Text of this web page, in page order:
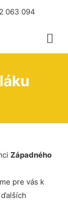
063 094
Západného
pre vás k